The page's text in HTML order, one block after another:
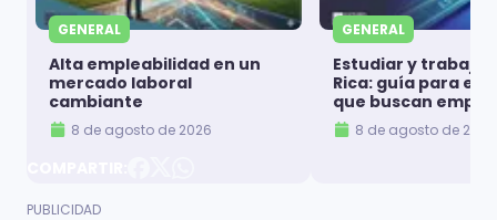
GENERAL
Alta empleabilidad en un
mercado laboral
cambiante
8 de agosto de 2026
GENERAL
Estudiar y trabajar
Rica: guía para
que buscan
8 de agosto de 2026